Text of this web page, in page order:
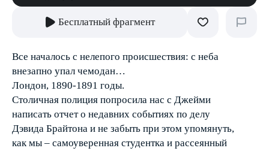
Бесплатный фрагмент
Все началось с нелепого происшествия: с неба
внезапно упал чемодан…
Лондон, 1890-1891 годы.
Столичная полиция попросила нас с Джейми
написать отчет о недавних событиях по делу
Дэвида Брайтона и не забыть при этом упомянуть,
как мы – самоуверенная студентка и рассеянный